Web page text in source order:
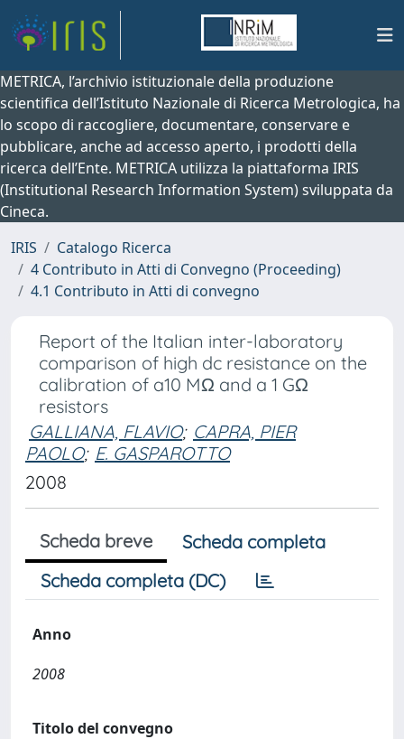
METRICA, l’archivio istituzionale della produzione
scientifica dell’Istituto Nazionale di Ricerca Metrologica, ha
lo scopo di raccogliere, documentare, conservare e
pubblicare, anche ad accesso aperto, i prodotti della
ricerca dell’Ente. METRICA utilizza la piattaforma IRIS
(Institutional Research Information System) sviluppata da
Cineca.
IRIS
Catalogo Ricerca
4 Contributo in Atti di Convegno (Proceeding)
4.1 Contributo in Atti di convegno
Report of the Italian inter-laboratory
comparison of high dc resistance on the
calibration of a10 MΩ and a 1 GΩ
resistors
GALLIANA, FLAVIO; CAPRA, PIER
PAOLO; E. GASPAROTTO
2008
Scheda breve
Scheda completa
Scheda completa (DC)
Anno
2008
Titolo del convegno